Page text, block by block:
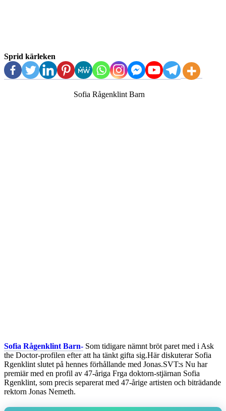
Sprid kärleken
Sofia Rågenklint Barn
Sofia Rågenklint Barn- Som tidigare nämnt bröt paret med i Ask
the Doctor-profilen efter att ha tänkt gifta sig.Här diskuterar Sofia
Rgenklint slutet på hennes förhållande med Jonas.SVT:s Nu har
premiär med en profil av 47-åriga Frga doktorn-stjärnan Sofia
Rgenklint, som precis separerat med 47-årige artisten och biträdande
rektorn Jonas Nemeth.